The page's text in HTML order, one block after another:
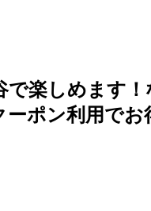
楽しめます！
ーポン利用で